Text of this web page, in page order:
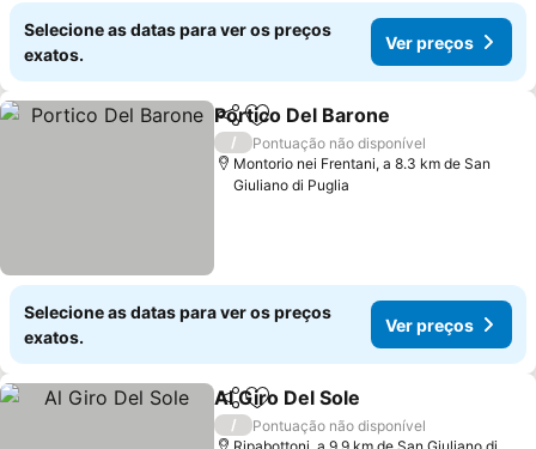
Selecione as datas para ver os preços
exatos.
Ver preços
PartilharAdicionar aos favoritos
Portico Del Barone
/
Pontuação não disponível
Montorio nei Frentani, a 8.3 km de San
Giuliano di Puglia
Selecione as datas para ver os preços
exatos.
Ver preços
PartilharAdicionar aos favoritos
Al Giro Del Sole
/
Pontuação não disponível